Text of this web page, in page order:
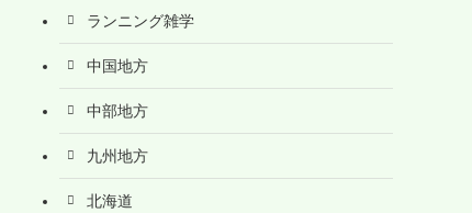
ランニング雑学
中国地方
中部地方
九州地方
北海道